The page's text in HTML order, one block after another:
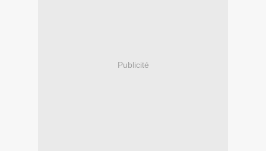
Publicité